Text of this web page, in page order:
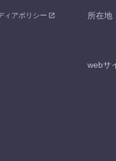
ィアポリシー 所在地
webサ